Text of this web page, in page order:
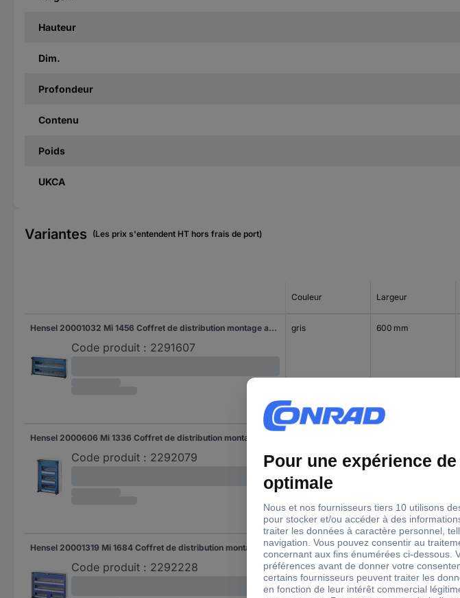
Hauteur
Dim.
Profondeur
Contenu
Poids
UKCA
Variantes (Les prix s'entendent HT hors frais de port)
Couleur Largeur
Hensel 20001032 Mi 1456 Coffret de distribution montage apparent (en saillie) Nombre de divisions = 56 Nbr de rangées = 2 Contenu 1 pc(s)
Code produit : 2291607
gris 600 mm
Code produit : 2292079
Hensel 20001319 Mi 1684 Coffret de distribution montage apparent (en saillie) Nombre de divisions = 80 Nbr de rangées = 3 Contenu 1 pc(s)
Code produit : 2292228
gris 600 mm